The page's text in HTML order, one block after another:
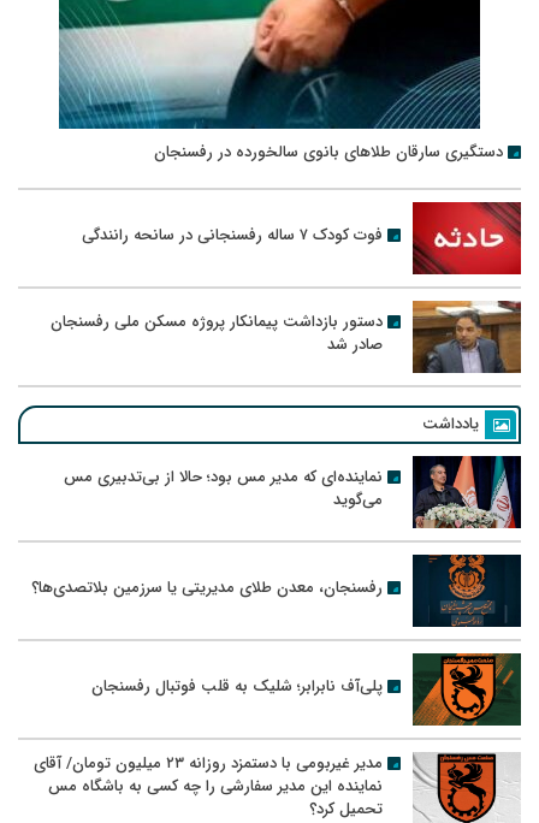
دستگیری سارقان طلاهای بانوی سالخورده در رفسنجان
فوت کودک ۷ ساله رفسنجانی در سانحه رانندگی
دستور بازداشت پیمانکار پروژه مسکن ملی رفسنجان
صادر شد
یادداشت
نماینده‌ای که مدیر مس بود؛ حالا از بی‌تدبیری مس
می‌گوید
رفسنجان، معدن طلای مدیریتی یا سرزمین بلاتصدی‌ها؟
پلی‌آف نابرابر؛ شلیک به قلب فوتبال رفسنجان
مدیر غیربومی با دستمزد روزانه ۲۳ میلیون تومان/ آقای
نماینده این مدیر سفارشی را چه کسی به باشگاه مس
تحمیل کرد؟